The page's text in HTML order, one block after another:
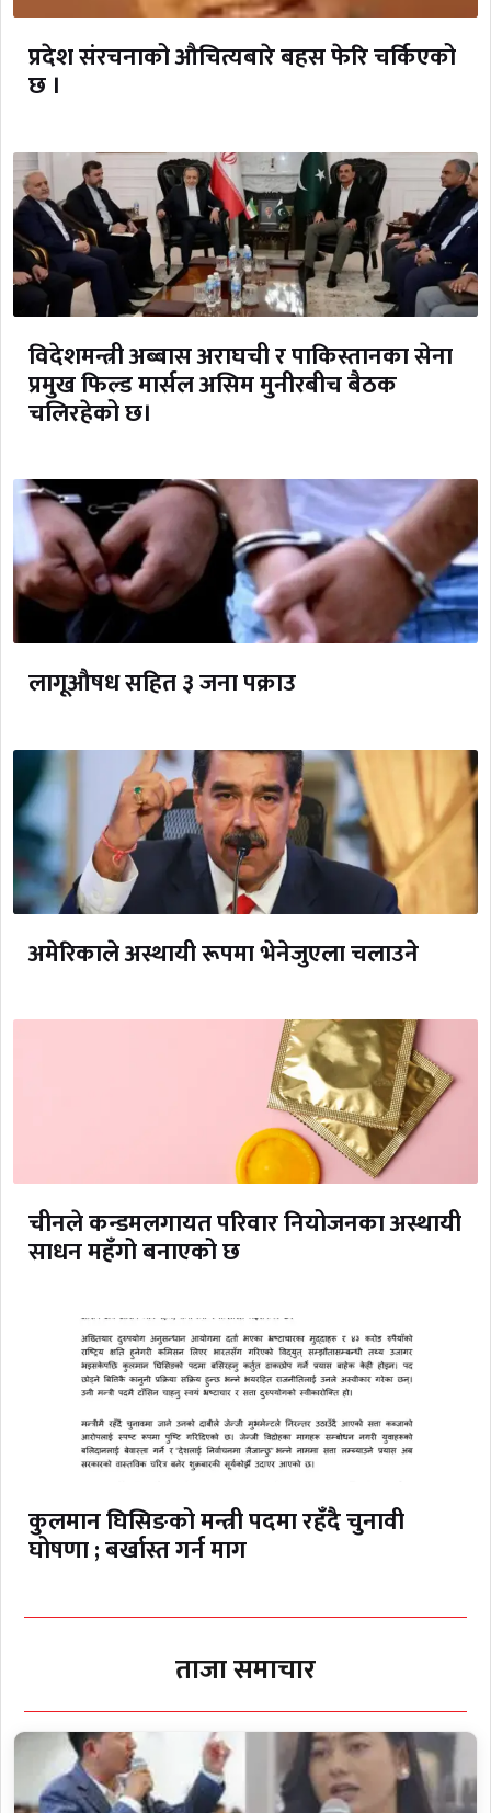
प्रदेश संरचनाको औचित्यबारे बहस फेरि चर्किएको
छ ।
विदेशमन्त्री अब्बास अराघची र पाकिस्तानका सेना
प्रमुख फिल्ड मार्सल असिम मुनीरबीच बैठक
चलिरहेको छ।
लागूऔषध सहित ३ जना पक्राउ
अमेरिकाले अस्थायी रूपमा भेनेजुएला चलाउने
चीनले कन्डमलगायत परिवार नियोजनका अस्थायी
साधन महँगो बनाएको छ
कुलमान घिसिङको मन्त्री पदमा रहँदै चुनावी
घोषणा ; बर्खास्त गर्न माग
ताजा समाचार